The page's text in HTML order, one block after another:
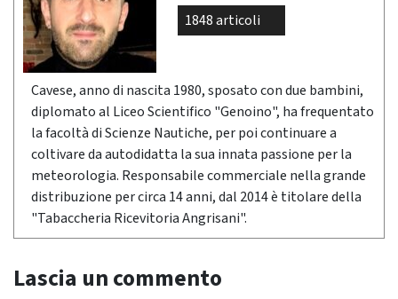
1848 articoli
Cavese, anno di nascita 1980, sposato con due bambini,
diplomato al Liceo Scientifico "Genoino", ha frequentato
la facoltà di Scienze Nautiche, per poi continuare a
coltivare da autodidatta la sua innata passione per la
meteorologia. Responsabile commerciale nella grande
distribuzione per circa 14 anni, dal 2014 è titolare della
"Tabaccheria Ricevitoria Angrisani".
Lascia un commento